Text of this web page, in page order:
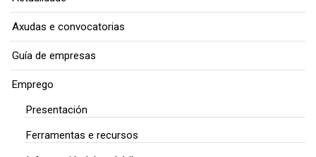
Axudas e convocatorias
Guía de empresas
Emprego
Presentación
Ferramentas e recursos